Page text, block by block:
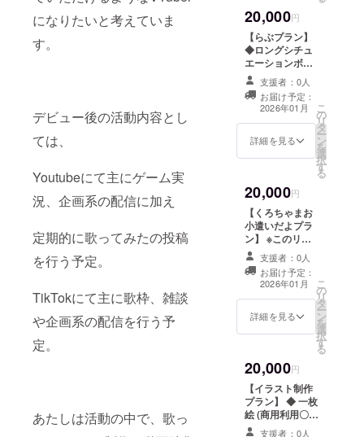
になりたいと考えていま
す。
デビュー後の活動内容とし
ては、
Youtubeにて主にゲーム実
況、企画系の配信に加え
定期的に歌ってみたの投稿
を行う予定。
TikTokにて主に歌枠、雑談
や企画系の配信を行う予
定。
あたしは活動の中で、歌っ
備考欄に希望さ
れるお名前をご
記入ください。︎
◇支援者様限定
プロジェクトの
進捗報告
援者様限定プロ
ジェクトの進捗
報告
20,000円
【らぶプラン】
◆ロングシチュ
エーションボイ
ス ┣備考欄にご
希望のシチュ
エーションをご
記入してくださ
い。 ┗１分間の
オリジナルセリ
でお渡し。 ◇あ
なたのお名前を
お呼びしてお礼
させていただき
ます。 ┣１０秒
ほどの動画音声
データをメール
にてURLでお渡
し。 ┗備考欄に
希望されるお名
前をご記入くだ
さい。︎ ◇Live2d
┣３０秒ほどの
動画をメールに
てURLでお渡
し。 ┗内容は共
通となります。
◇クラファン限
支援者：0人
お届け予定：
2026年01月
詳細を見る
こ
の
リ
タ
ー
ン
を
選
択
す
る
20,000円
【くろちゃまお
小遣いだよプラ
ン】 ※このリ
ターンは3,000円
のリターンと同
じ内容になりま
す。 ◆初配信内
のスライドにお
名前掲載 ┗ 備考
援者様限定プロ
ジェクトの進捗
報告
支援者：0人
お届け予定：
2026年01月
詳細を見る
こ
の
リ
タ
ー
ン
を
選
択
す
る
20,000円
【イラスト制作
プラン】 ◆ 一枚
絵 (商用利用〇)
┣ 備考欄に希望
支援者：0人